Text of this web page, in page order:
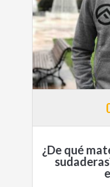
¿De qué